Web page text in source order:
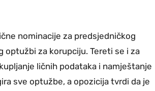
nominacije za predsjedničkog
optužbi za korupciju. Tereti se i za
ličnih podataka i namještanje
sve optužbe, a opozicija tvrdi da je